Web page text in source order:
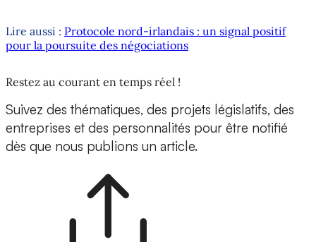
Lire aussi : Protocole nord-irlandais : un signal positif
pour la poursuite des négociations
Restez au courant en temps réel !
Suivez des thématiques, des projets législatifs, des
entreprises et des personnalités pour être notifié
dès que nous publions un article.